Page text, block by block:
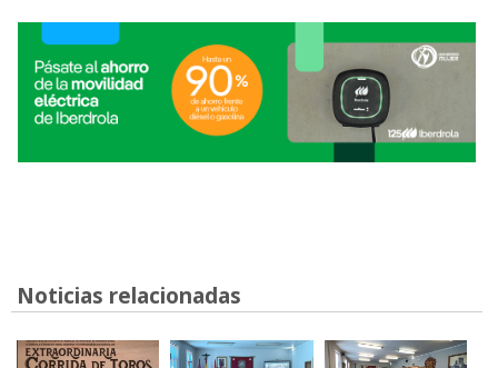
Noticias relacionadas